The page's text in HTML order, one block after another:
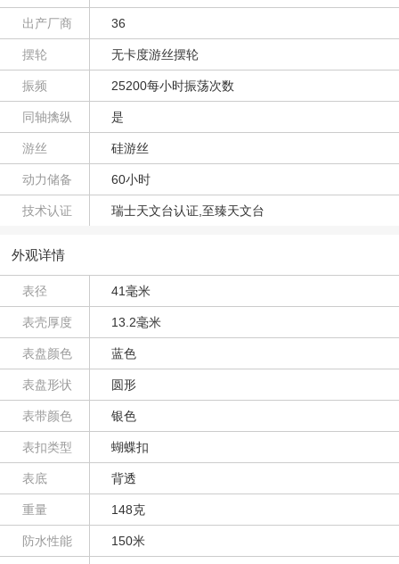
出产厂商 36
摆轮 无卡度游丝摆轮
振频 25200每小时振荡次数
同轴擒纵 是
游丝 硅游丝
动力储备 60小时
技术认证 瑞士天文台认证,至臻天文台
外观详情
表径 41毫米
表壳厚度 13.2毫米
表盘颜色 蓝色
表盘形状 圆形
表带颜色 银色
表扣类型 蝴蝶扣
表底 背透
重量 148克
防水性能 150米